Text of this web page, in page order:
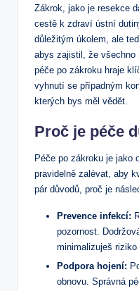
Zákrok, jako je resekce
cestě k zdraví ústní
důležitým úkolem, ale
abys zajistil, že všechno
péče po zákroku hraje
vyhnutí se případným
kterých bys měl vědět.
Proč je péče
Péče po zákroku je jako
pravidelně zalévat, aby
pár důvodů, proč je
Prevence infekcí:
pozornost.
minimalizuješ
Podpora hojení:
obnovu. Správná